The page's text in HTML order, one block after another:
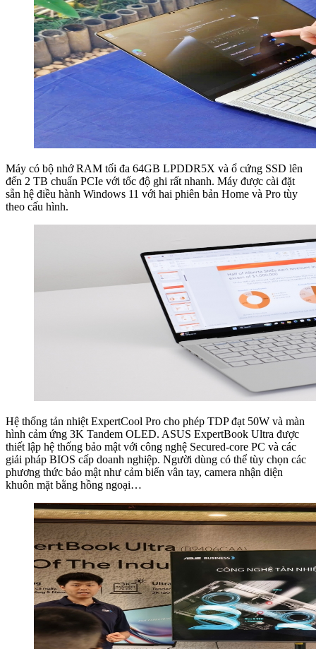
Máy có bộ nhớ RAM tối đa 64GB LPDDR5X và ổ cứng SSD lên
đến 2 TB chuẩn PCIe với tốc độ ghi rất nhanh. Máy được cài đặt
sẵn hệ điều hành Windows 11 với hai phiên bản Home và Pro tùy
theo cấu hình.
Hệ thống tản nhiệt ExpertCool Pro cho phép TDP đạt 50W và màn
hình cảm ứng 3K Tandem OLED. ASUS ExpertBook Ultra được
thiết lập hệ thống bảo mật với công nghệ Secured-core PC và các
giải pháp BIOS cấp doanh nghiệp. Người dùng có thể tùy chọn các
phương thức bảo mật như cảm biến vân tay, camera nhận diện
khuôn mặt bằng hồng ngoại…